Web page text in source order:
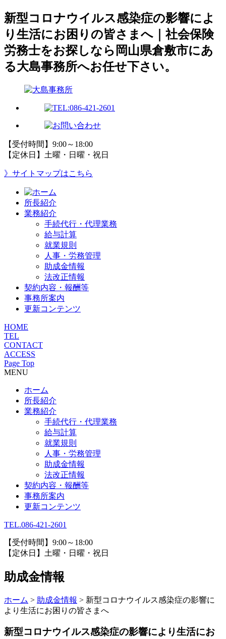
新型コロナウイルス感染症の影響によ
り生活にお困りの皆さまへ｜社会保険
労務士をお探しなら岡山県倉敷市にあ
る大島事務所へお任せ下さい。
【受付時間】9:00～18:00
【定休日】土曜・日曜・祝日
》サイトマップはこちら
所長紹介
業務紹介
手続代行・代理業務
給与計算
就業規則
人事・労務管理
助成金情報
法改正情報
契約内容・報酬等
事務所案内
更新コンテンツ
HOME
TEL
CONTACT
ACCESS
Page Top
MENU
ホーム
所長紹介
業務紹介
手続代行・代理業務
給与計算
就業規則
人事・労務管理
助成金情報
法改正情報
契約内容・報酬等
事務所案内
更新コンテンツ
TEL.086-421-2601
【受付時間】9:00～18:00
【定休日】土曜・日曜・祝日
助成金情報
ホーム > 助成金情報 > 新型コロナウイルス感染症の影響に
より生活にお困りの皆さまへ
新型コロナウイルス感染症の影響により生活にお